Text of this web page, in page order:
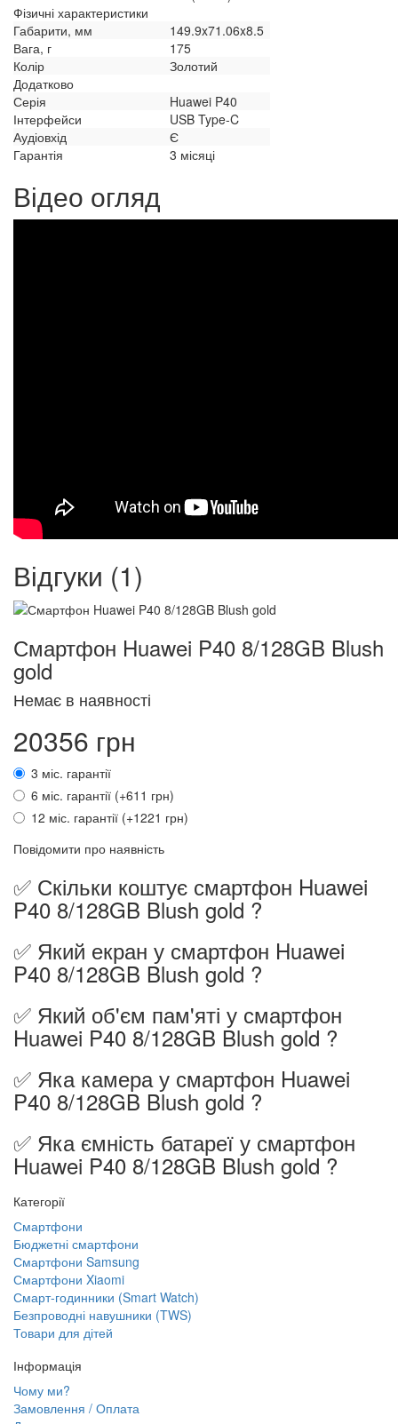
Фізичні характеристики
Габарити, мм
149.9x71.06x8.5
Вага, г
175
Колір
Золотий
Додатково
Серія
Huawei P40
Інтерфейси
USB Type-C
Аудіовхід
Є
Гарантія
3 місяці
Відео огляд
Відгуки (1)
Смартфон Huawei P40 8/128GB Blush
gold
Немає в наявності
20356 грн
3 міс. гарантії
6 міс. гарантії (+611 грн)
12 міс. гарантії (+1221 грн)
Повідомити про наявність
✅ Скільки коштує смартфон Huawei
P40 8/128GB Blush gold ?
✅ Який екран у смартфон Huawei
P40 8/128GB Blush gold ?
✅ Який об'єм пам'яті у смартфон
Huawei P40 8/128GB Blush gold ?
✅ Яка камера у смартфон Huawei
P40 8/128GB Blush gold ?
✅ Яка ємність батареї у смартфон
Huawei P40 8/128GB Blush gold ?
Категорії
Смартфони
Бюджетні смартфони
Смартфони Samsung
Смартфони Xiaomi
Смарт-годинники (Smart Watch)
Безпроводні навушники (TWS)
Товари для дітей
Інформація
Чому ми?
Замовлення / Оплата